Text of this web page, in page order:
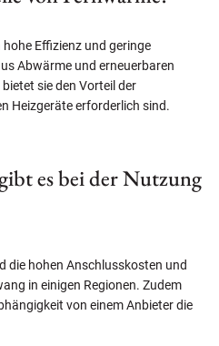
Effizienz und geringe
Abwärme und erneuerbaren
sie den Vorteil der
Heizgeräte erforderlich sind.
es bei der Nutzung
die hohen Anschlusskosten und
in einigen Regionen. Zudem
von einem Anbieter die